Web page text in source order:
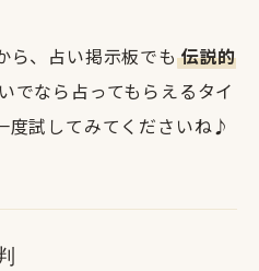
ら、占い掲示板でも 伝説的
でなら占ってもらえるタイ
度試してみてくださいね♪